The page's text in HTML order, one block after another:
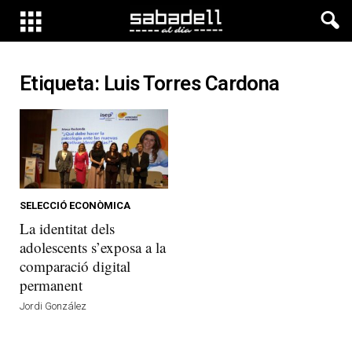
Etiqueta: Luis Torres Cardona
SELECCIÓ ECONÒMICA
La identitat dels
adolescents s’exposa a la
comparació digital
permanent
Jordi González